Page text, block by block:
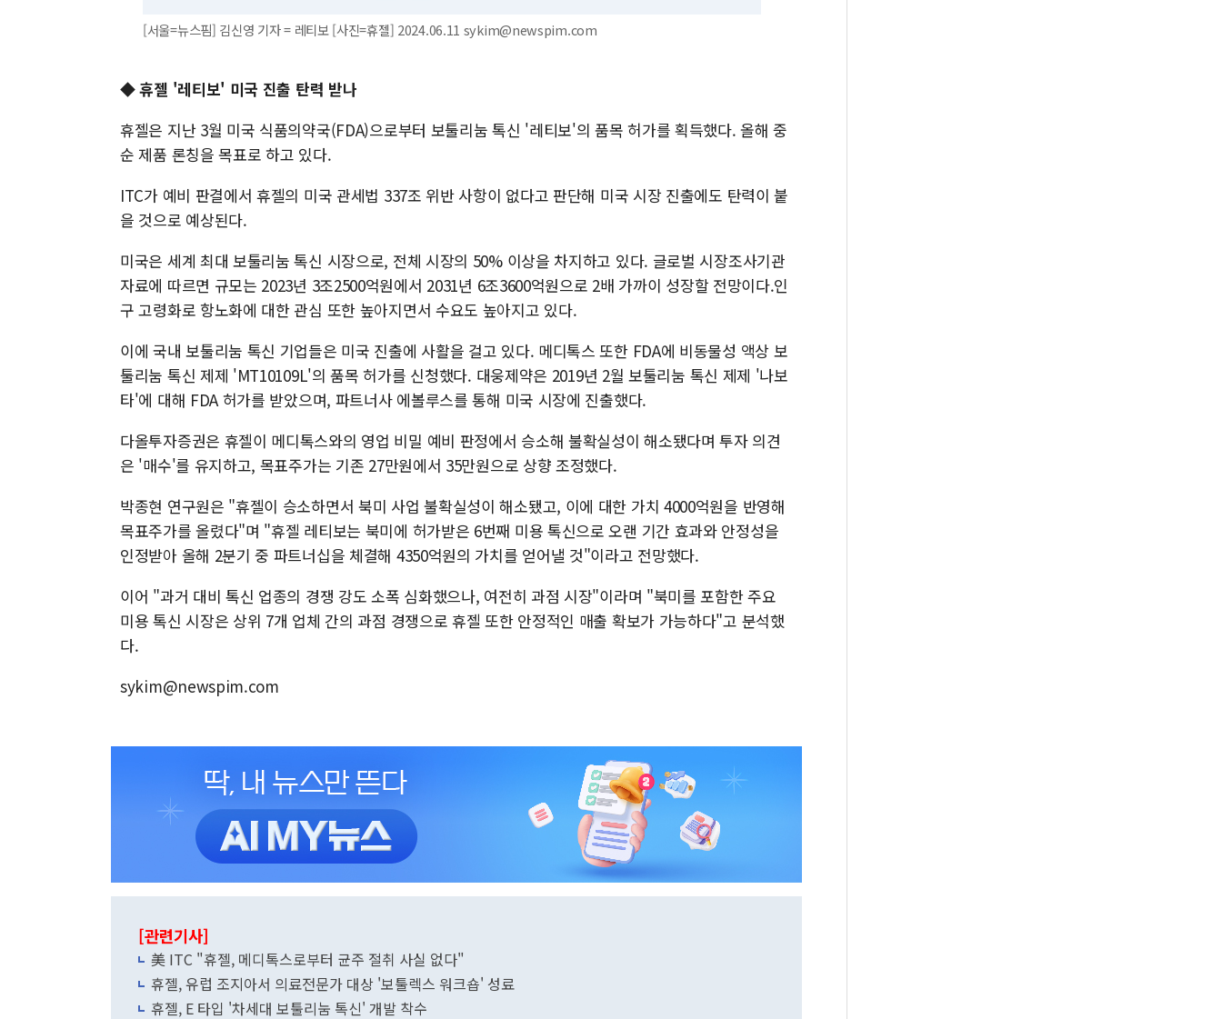
[서울=뉴스핌] 김신영 기자 = 레티보 [사진=휴젤] 2024.06.11 sykim@newspim.com
◆ 휴젤 '레티보' 미국 진출 탄력 받나
휴젤은 지난 3월 미국 식품의약국(FDA)으로부터 보툴리눔 톡신 '레티보'의 품목 허가를 획득했다. 올해 중
순 제품 론칭을 목표로 하고 있다.
ITC가 예비 판결에서 휴젤의 미국 관세법 337조 위반 사항이 없다고 판단해 미국 시장 진출에도 탄력이 붙
을 것으로 예상된다.
미국은 세계 최대 보툴리눔 톡신 시장으로, 전체 시장의 50% 이상을 차지하고 있다. 글로벌 시장조사기관
자료에 따르면 규모는 2023년 3조2500억원에서 2031년 6조3600억원으로 2배 가까이 성장할 전망이다.인
구 고령화로 항노화에 대한 관심 또한 높아지면서 수요도 높아지고 있다.
이에 국내 보툴리눔 톡신 기업들은 미국 진출에 사활을 걸고 있다. 메디톡스 또한 FDA에 비동물성 액상 보
툴리눔 톡신 제제 'MT10109L'의 품목 허가를 신청했다. 대웅제약은 2019년 2월 보툴리눔 톡신 제제 '나보
타'에 대해 FDA 허가를 받았으며, 파트너사 에볼루스를 통해 미국 시장에 진출했다.
다올투자증권은 휴젤이 메디톡스와의 영업 비밀 예비 판정에서 승소해 불확실성이 해소됐다며 투자 의견
은 '매수'를 유지하고, 목표주가는 기존 27만원에서 35만원으로 상향 조정했다.
박종현 연구원은 "휴젤이 승소하면서 북미 사업 불확실성이 해소됐고, 이에 대한 가치 4000억원을 반영해
목표주가를 올렸다"며 "휴젤 레티보는 북미에 허가받은 6번째 미용 톡신으로 오랜 기간 효과와 안정성을
인정받아 올해 2분기 중 파트너십을 체결해 4350억원의 가치를 얻어낼 것"이라고 전망했다.
이어 "과거 대비 톡신 업종의 경쟁 강도 소폭 심화했으나, 여전히 과점 시장"이라며 "북미를 포함한 주요
미용 톡신 시장은 상위 7개 업체 간의 과점 경쟁으로 휴젤 또한 안정적인 매출 확보가 가능하다"고 분석했
다.
sykim@newspim.com
[관련기사]
美 ITC "휴젤, 메디톡스로부터 균주 절취 사실 없다"
휴젤, 유럽 조지아서 의료전문가 대상 '보툴렉스 워크숍' 성료
휴젤, E 타입 '차세대 보툴리눔 톡신' 개발 착수